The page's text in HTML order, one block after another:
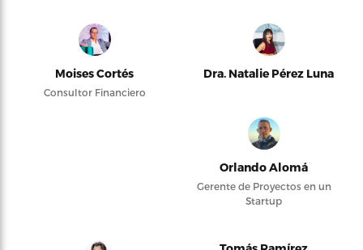
Moises Cortés
Consultor Financiero
Dra. Natalie Pérez Luna
Orlando Alomá
Gerente de Proyectos en un
Startup